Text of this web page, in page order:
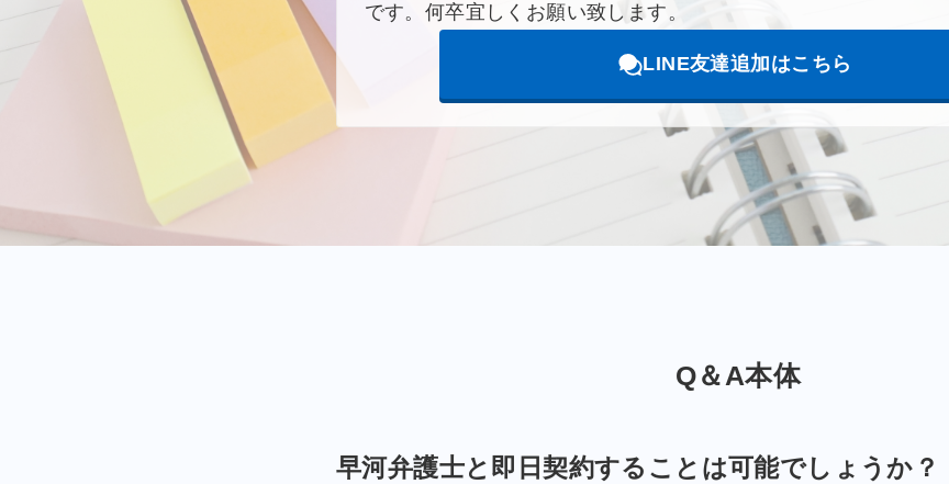
です。何卒宜しくお願い致します。
LINE友達追加はこちら
Q＆A本体
早河弁護士と即日契約することは可能でしょうか？